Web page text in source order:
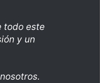
todo este
y un